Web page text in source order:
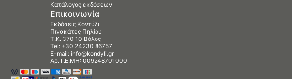
Κατάλογος εκδόσεων
Επικοινωνία
Εκδόσεις Κοντύλι
Πινακάτες Πηλίου
Τ.Κ. 370 10 Βόλος
Tel: +30 24230 86757
E-mail: info@kondyli.gr
Αρ. Γ.Ε.ΜΗ: 009248701000